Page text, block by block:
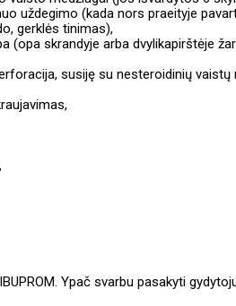
uždegimo (kada nors praeityje
gerklės tinimas),
(opa skrandyje arba dvylikapirštėje
susiję su nesteroidinių vaistų
Ypač svarbu pasakyti